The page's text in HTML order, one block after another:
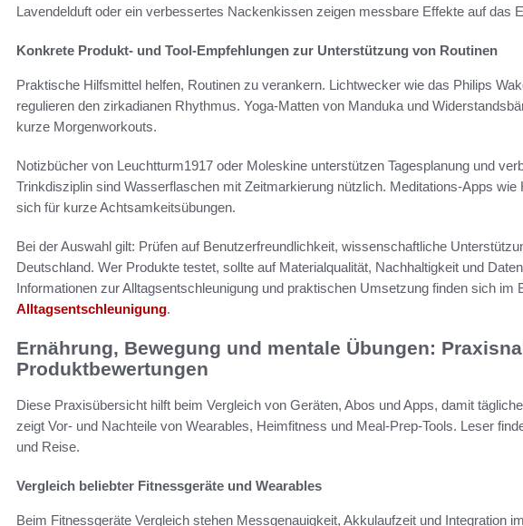
Lavendelduft oder ein verbessertes Nackenkissen zeigen messbare Effekte auf das
Konkrete Produkt- und Tool-Empfehlungen zur Unterstützung von Routinen
Praktische Hilfsmittel helfen, Routinen zu verankern. Lichtwecker wie das Philips
regulieren den zirkadianen Rhythmus. Yoga-Matten von Manduka und
kurze Morgenworkouts.
Notizbücher von Leuchtturm1917 oder Moleskine unterstützen Tagesplanung und
Trinkdisziplin sind Wasserflaschen mit Zeitmarkierung nützlich. Meditations-Apps wie
sich für kurze Achtsamkeitsübungen.
Bei der Auswahl gilt: Prüfen auf Benutzerfreundlichkeit, wissenschaftliche
Deutschland. Wer Produkte testet, sollte auf Materialqualität, Nachhaltigkeit und
Informationen zur Alltagsentschleunigung und praktischen Umsetzung finden sich im
Alltagsentschleunigung.
Ernährung, Bewegung und mentale Übungen:
Produktbewertungen
Diese Praxisübersicht hilft beim Vergleich von Geräten, Abos und Apps, damit
zeigt Vor- und Nachteile von Wearables, Heimfitness und Meal-Prep-Tools. Leser
und Reise.
Vergleich beliebter Fitnessgeräte und Wearables
Beim Fitnessgeräte Vergleich stehen Messgenauigkeit, Akkulaufzeit und Integration